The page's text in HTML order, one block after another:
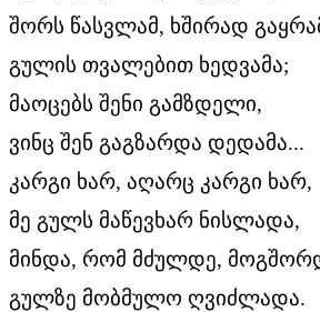
შორს წასვლამ, ხშირად
გულის თვალებით ხედვამა;
მაოცებს შენი გამზდელი,
ვინც შენ გაგზარდა დედამა...
კარგი ხარ, აღარც კარგი ხარ,
მე გულს მაწევხარ ნისლადა,
მინდა, რომ მძულდე,
გულზე მობმულო ღვიძლადა.